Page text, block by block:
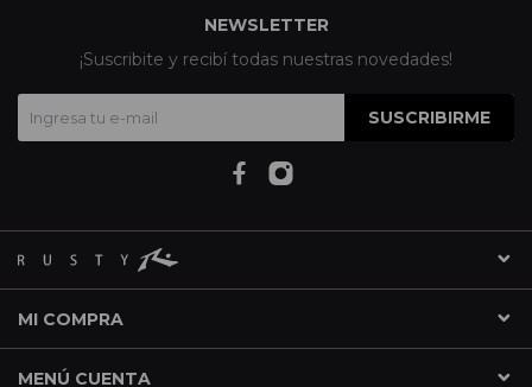
MI COMPRA
MENÚ CUENTA
NEWSLETTER
¡Suscribite y recibí todas nuestras novedades!
SUSCRIBIRME